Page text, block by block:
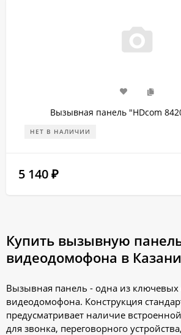
Вызывная панель "HDcom
НЕТ В НАЛИЧИИ
5 140 ₽
Купить вызывную
видеодомофона в Казани
Вызывная панель - одна из
видеодомофона. Конструкция
предусматривает наличие
для звонка, переговорного